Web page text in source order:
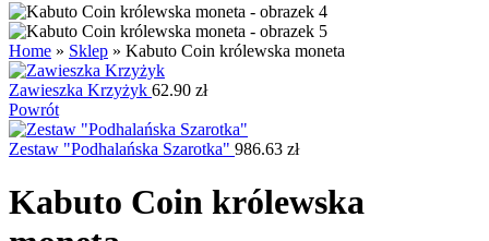
Home » Sklep » Kabuto Coin królewska moneta
Zawieszka Krzyżyk 62.90 zł
Powrót
Zestaw "Podhalańska Szarotka" 986.63 zł
Kabuto Coin królewska